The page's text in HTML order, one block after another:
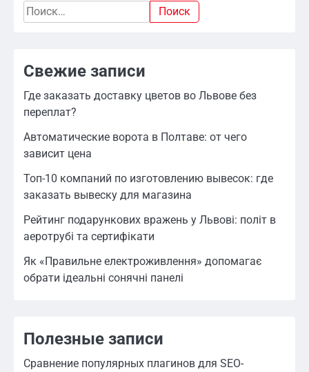
Найти:
Свежие записи
Где заказать доставку цветов во Львове без
переплат?
Автоматические ворота в Полтаве: от чего
зависит цена
Топ-10 компаний по изготовлению вывесок: где
заказать вывеску для магазина
Рейтинг подарункових вражень у Львові: політ в
аеротрубі та сертифікати
Як «Правильне електроживлення» допомагає
обрати ідеальні сонячні панелі
Полезные записи
Сравнение популярных плагинов для SEO-